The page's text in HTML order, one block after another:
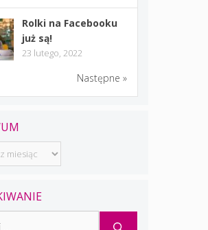
Rolki na Facebooku
już są!
23 lutego, 2022
Następne »